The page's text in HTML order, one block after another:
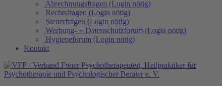
Abrechnungsfragen (Login nötig)
Rechtsfragen (Login nötig)
Steuerfragen (Login nötig)
Werbung- + Datenschutzforum (Login nötig)
Hygieneforum (Login nötig)
Kontakt